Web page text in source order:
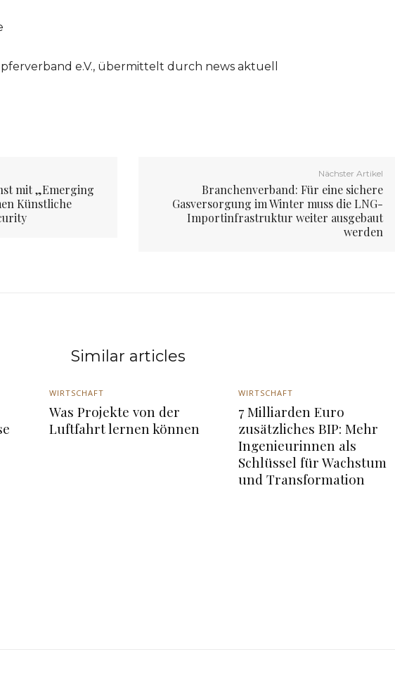
e.V., übermittelt durch news aktuell
mit „Emerging
Künstliche
Nächster Artikel
Branchenverband: Für eine sichere
Gasversorgung im Winter muss die LNG-
Importinfrastruktur weiter ausgebaut
werden
Similar articles
WIRTSCHAFT
Was Projekte von der
Luftfahrt lernen können
WIRTSCHAFT
7 Milliarden Euro
zusätzliches BIP: Mehr
Ingenieurinnen als
Schlüssel für Wachstum
und Transformation